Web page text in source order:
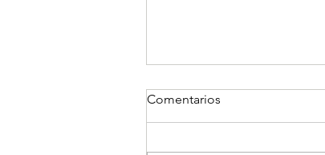
Comentarios